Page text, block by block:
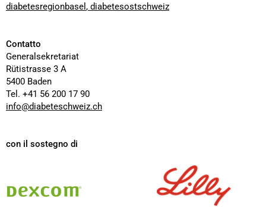
diabetesregionbasel , diabetesostschweiz
Contatto
Generalsekretariat
Rütistrasse 3 A
5400 Baden
Tel. +41 56 200 17 90
info@diabeteschweiz.ch
con il sostegno di
Dexcom